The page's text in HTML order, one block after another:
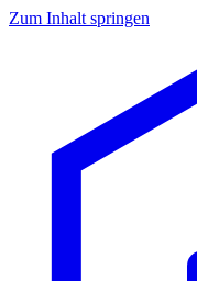
Zum Inhalt springen